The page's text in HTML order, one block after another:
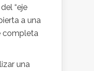
“eje
a una
completa
una